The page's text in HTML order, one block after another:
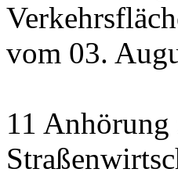
vom 03.
11